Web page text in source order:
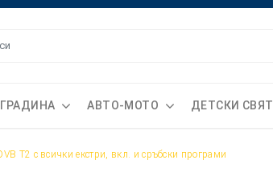
АВТО-МОТО ДЕТСКИ СВЯТ
T2 с всички екстри, вкл. и сръбски програми